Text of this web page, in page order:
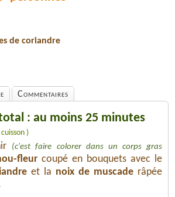
de coriandre
Commentaires
: au moins 25 minutes
)
(c'est faire colorer dans un corps gras
fleur coupé en bouquets avec le
et la noix de muscade râpée